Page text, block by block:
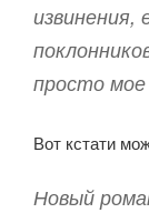
извинения,
просто
Вот кстати
Новый